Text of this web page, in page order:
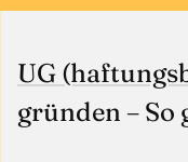
UG
gründen – So